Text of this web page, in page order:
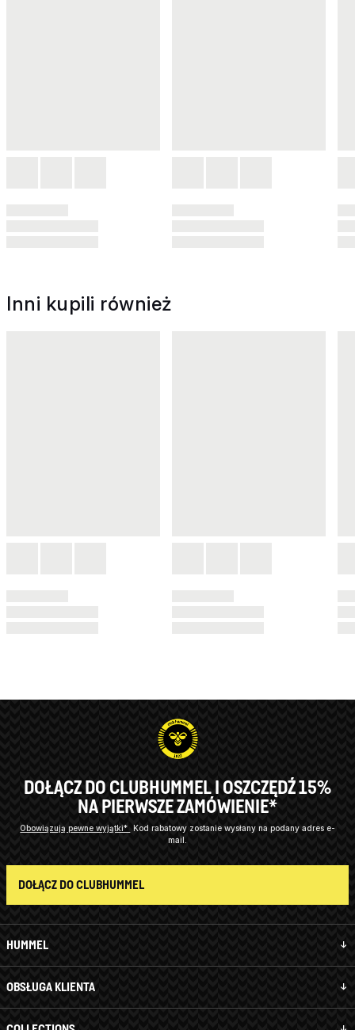
Inni kupili również
HUMMEL
OBSŁUGA KLIENTA
DOŁĄCZ DO CLUBHUMMEL I OSZCZĘDŹ 15%
NA PIERWSZE ZAMÓWIENIE*
Obowiązują pewne wyjątki* Kod rabatowy zostanie wysłany na podany adres e-
mail.
DOŁĄCZ DO CLUBHUMMEL